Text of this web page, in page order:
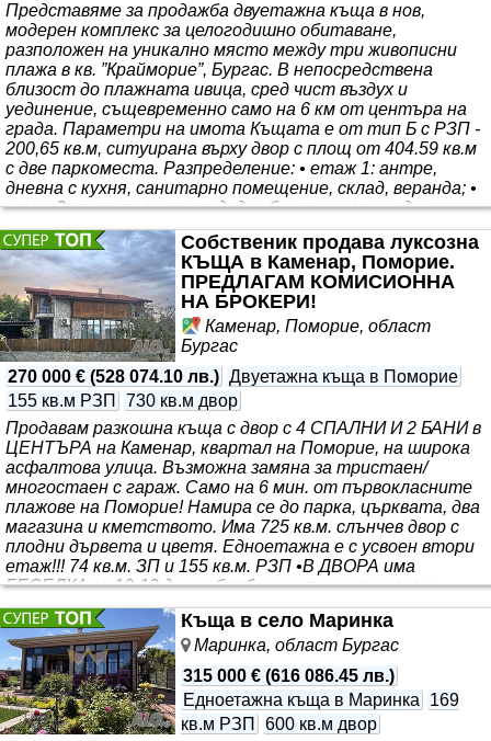
Представяме за продажба двуетажна къща в нов,
модерен комплекс за целогодишно обитаване,
разположен на уникално място между три живописни
плажа в кв. ”Крайморие”, Бургас. В непосредствена
близост до плажната ивица, сред чист въздух и
уединение, същевременно само на 6 км от центъра на
града. Параметри на имота Къщата е от тип Б с РЗП -
200,65 кв.м, ситуирана върху двор с площ от 404.59 кв.м
с две паркоместа. Разпределение: • етаж 1: антре,
дневна с кухня, санитарно помещение, склад, веранда; •
етаж 2: три спални, склад, две бани с тоалет, две
тераси. Има възможност за преустр..
Собственик продава луксозна
КЪЩА в Каменар, Поморие.
ПРЕДЛАГАМ КОМИСИОННА
НА БРОКЕРИ!
Каменар, Поморие, област
Бургас
270 000 € (528 074.10 лв.) Двуетажна къща в Поморие
155 кв.м РЗП
730 кв.м двор
Продавам разкошна къща с двор с 4 СПАЛНИ И 2 БАНИ в
ЦЕНТЪРА на Каменар, квартал на Поморие, на широка
асфалтова улица. Възможна замяна за тристаен/
многостаен с гараж. Само на 6 мин. от първокласните
плажове на Поморие! Намира се до парка, църквата, два
магазина и кметството. Има 725 кв.м. слънчев двор с
плодни дървета и цветя. Едноетажна е с усвоен втори
етаж!!! 74 кв.м. ЗП и 155 кв.м. РЗП •В ДВОРА има
БЕСЕДКА за 10-12 души, барбекю и външна мивка с
топла вода и инсталация за поливане. •Има СКЛАД.
Оградата е от облицовъчен камък и масивен дъб. •От
АСФАЛТОВА улица се влиза в ПАРКОМЯСТО с р..
Къща в село Маринка
Маринка, област Бургас
315 000 € (616 086.45 лв.)
Едноетажна къща в Маринка
169
кв.м РЗП
600 кв.м двор